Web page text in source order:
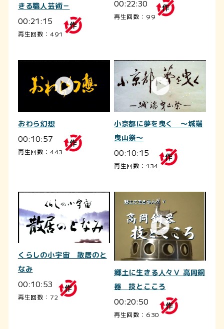
きる職人芸術－
00:21:15
再生回数：491
00:22:30
再生回数：99
おわら幻想
00:10:57
再生回数：443
小京都に夢を曳く ～城端
曳山祭～
00:10:15
再生回数：134
くらしの小宇宙 散居のと
なみ
00:10:53
再生回数：72
郷土に生きる人々Ⅴ 高岡銅
器 技とこころ
00:20:50
再生回数：630